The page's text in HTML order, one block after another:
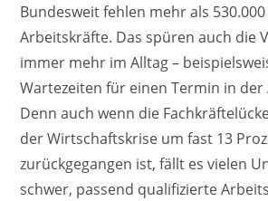
Bundesweit fehlen mehr als
Arbeitskräfte. Das spüren auch die
immer mehr im Alltag –
Wartezeiten für einen Termin in
Denn auch wenn die
der Wirtschaftskrise um fast 13
zurückgegangen ist, fällt es vielen
schwer, passend qualifizierte